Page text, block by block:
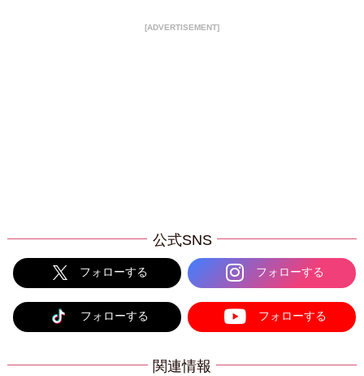
[ADVERTISEMENT]
公式SNS
フォローする フォローする
フォローする フォローする
関連情報